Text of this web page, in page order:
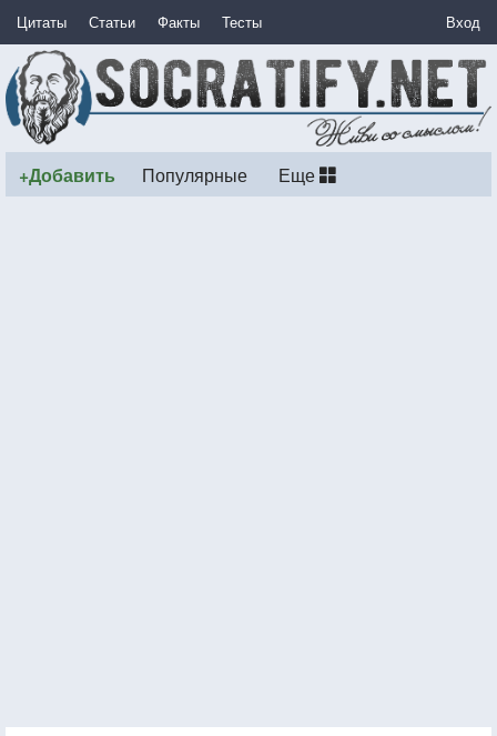
Цитаты Статьи Факты Тесты Вход
+Добавить Популярные Еще